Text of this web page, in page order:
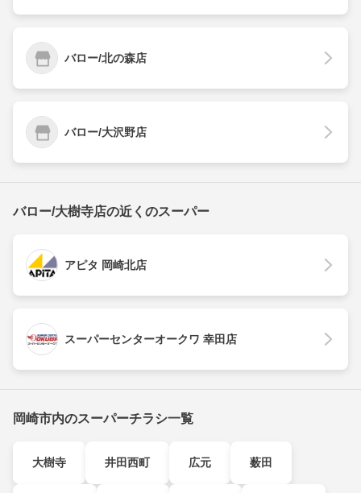
バロー/北の森店
バロー/大沢野店
バロー/大樹寺店の近くのスーパー
アピタ 岡崎北店
スーパーセンターオークワ 幸田店
岡崎市内のスーパーチラシ一覧
大樹寺 井田西町 広元 薮田